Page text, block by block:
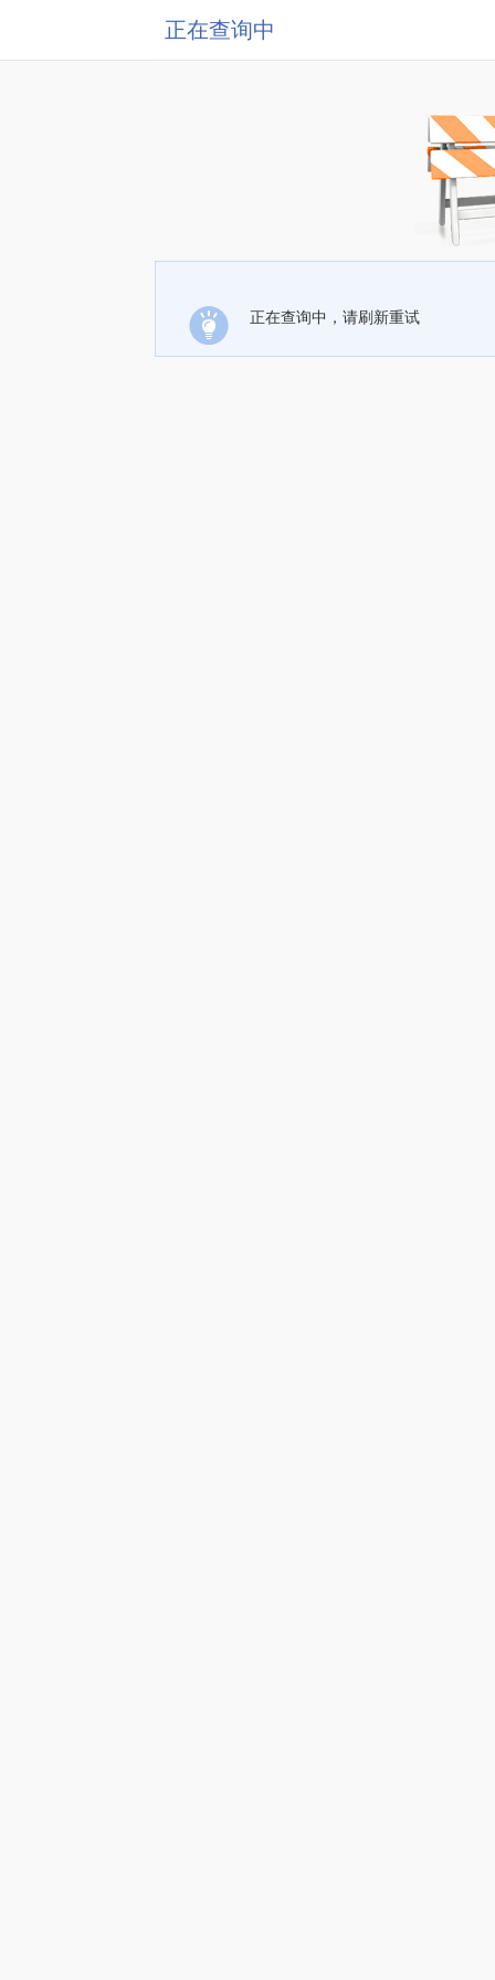
正在查询中
正在查询中，请刷新重试